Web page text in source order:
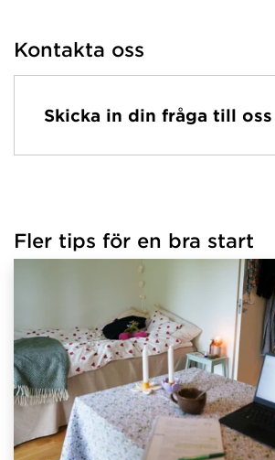
Kontakta oss
Skicka in din fråga till oss
Fler tips för en bra start